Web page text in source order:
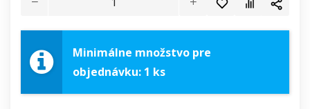
Minimálne množstvo pre
objednávku: 1 ks